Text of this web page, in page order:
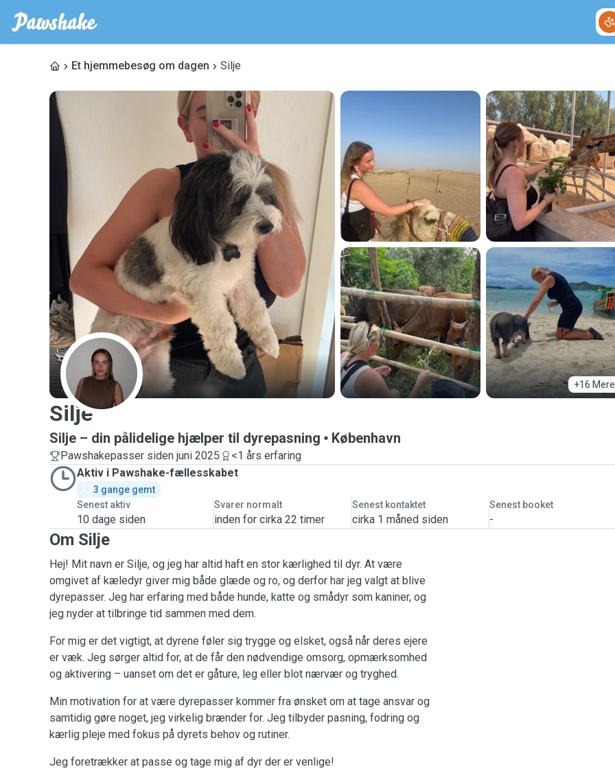
Et hjemmebesøg om dagen Silje
+16 Mere
S
Silje
Silje – din pålidelige hjælper til dyrepasning København
Pawshakepasser siden juni 2025
<1 års erfaring
Aktiv i Pawshake-fællesskabet
3 gange gemt
Senest aktiv
10 dage siden
Svarer normalt
inden for cirka 22 timer
Senest kontaktet
cirka 1 måned siden
Senest booket
-
Om Silje
Hej! Mit navn er Silje, og jeg har altid haft en stor kærlighed til dyr. At være
omgivet af kæledyr giver mig både glæde og ro, og derfor har jeg valgt at blive
dyrepasser. Jeg har erfaring med både hunde, katte og smådyr som kaniner, og
jeg nyder at tilbringe tid sammen med dem.
For mig er det vigtigt, at dyrene føler sig trygge og elsket, også når deres ejere
er væk. Jeg sørger altid for, at de får den nødvendige omsorg, opmærksomhed
og aktivering – uanset om det er gåture, leg eller blot nærvær og tryghed.
Min motivation for at være dyrepasser kommer fra ønsket om at tage ansvar og
samtidig gøre noget, jeg virkelig brænder for. Jeg tilbyder pasning, fodring og
kærlig pleje med fokus på dyrets behov og rutiner.
Jeg foretrækker at passe og tage mig af dyr der er venlige!